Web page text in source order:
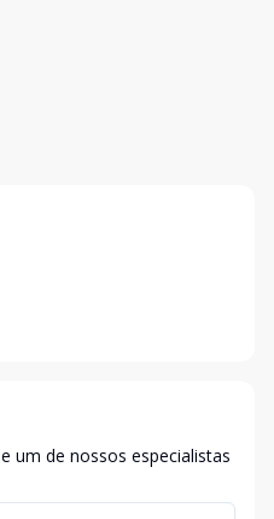
um de nossos especialistas